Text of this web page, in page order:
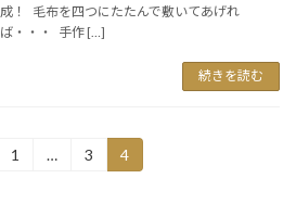
成！ 毛布を四つにたたんで敷いてあげれ
ば・・・ 手作 […]
続きを読む
固
1 …
固
3
固
定
4